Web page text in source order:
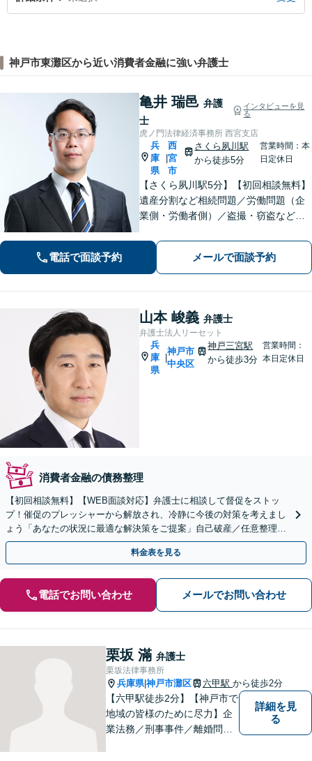
神戸市東灘区から近い消費者金融に強い弁護士
亀井 瑞邑 弁護
士
インタビューを見
る
虎ノ門法律経済事務所 西宮支店
兵
庫
県
|
西
宮
市
さくら夙川駅
から徒歩5分
営業時間：本
日定休日
【さくら夙川駅5分】【初回相談無料】
遺産分割など相続問題／労働問題（企
業側・労働者側）／盗撮・窃盗など刑
お任せください。粘り強く的確な交渉
力と速やかな行動力を活かし、依頼者
さまに有利な解決を目指します
電話で面談予約 メールで面談予約
山本 峻義 弁護士
弁護士法人リーセット
兵
庫
県
神戸市
中央区
神戸三宮駅
から徒歩3分
営業時間：
本日定休日
消費者金融の債務整理
【初回相談無料】【WEB面談対応】弁護士に相談して督促をストッ
プ！催促のプレッシャーから解放され、冷静に今後の対策を考えまし
ょう「あなたの状況に最適な解決策をご提案」自己破産／任意整理／
個人再生／時効の援用／過払い金請求【休日・夜間相談可】
料金表を見る
電話でお問い合わせ メールでお問い合わせ
栗坂 滿 弁護士
栗坂法律事務所
兵庫県|神戸市灘区 六甲駅 から徒歩2分
【六甲駅徒歩2分】【神戸市で
地域の皆様のために尽力】企
業法務／刑事事件／離婚問題
詳細を見
る